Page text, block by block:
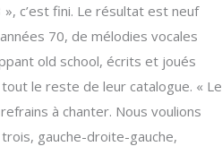
c’est fini. Le résultat est neuf
70, de mélodies vocales
old school, écrits et joués
le reste de leur catalogue. « Le
à chanter. Nous voulions
gauche-droite-gauche,